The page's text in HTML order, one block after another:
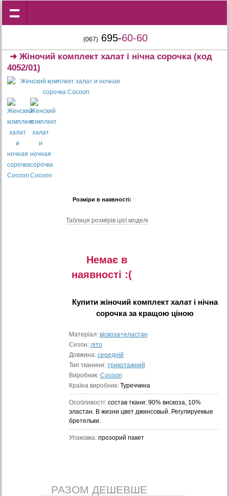
(067) 695-60-60
➜Жіночий комплект халат і нічна сорочка(код
4052/01)
Розміри в наявності:
Таблиця розмiрiв цiєї моделi
Немає в
наявностi :(
Купитижіночий комплект халат і нічна
сорочказа кращою ціною
Матеріал: віскоза+еластан
Сезон: літо
Довжина: середній
Тип тканини: трикотажний
Виробник: Cocoon
Країна виробник: Туреччина
Особливості: состав ткани: 90% вискоза, 10%
эластан. В жизни цвет джинсовый. Регулируемые
бретельки.
Упаковка: прозорий пакет
РАЗОМ ДЕШЕВШЕ